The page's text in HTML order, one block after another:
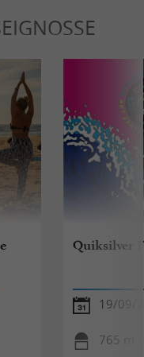
Quiksilver
19/09/
765 m -